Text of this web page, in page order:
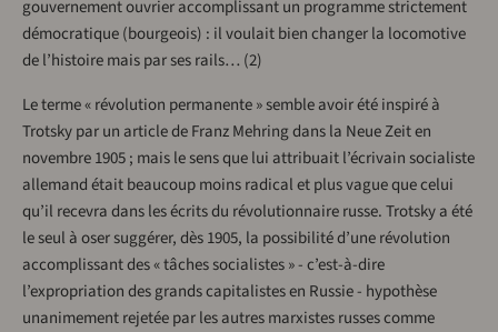
gouvernement ouvrier accomplissant un programme strictement
démocratique (bourgeois) : il voulait bien changer la locomotive
de l’histoire mais par ses rails… (2)
Le terme « révolution permanente » semble avoir été inspiré à
Trotsky par un article de Franz Mehring dans la Neue Zeit en
novembre 1905 ; mais le sens que lui attribuait l’écrivain socialiste
allemand était beaucoup moins radical et plus vague que celui
qu’il recevra dans les écrits du révolutionnaire russe. Trotsky a été
le seul à oser suggérer, dès 1905, la possibilité d’une révolution
accomplissant des « tâches socialistes » - c’est-à-dire
l’expropriation des grands capitalistes en Russie - hypothèse
unanimement rejetée par les autres marxistes russes comme